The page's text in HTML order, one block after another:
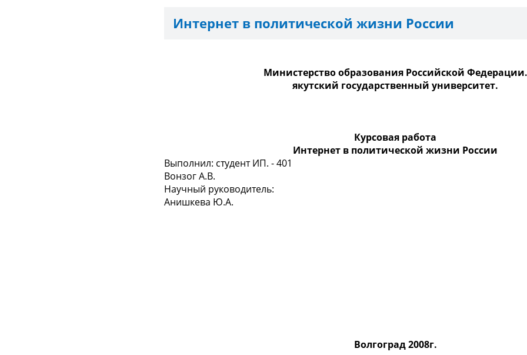
Интернет в политической жизни России
Министерство образования Российской Федерации.
якутский государственный университет.
Курсовая работа
Интернет в политической жизни России
Выполнил: студент ИП. - 401
Вонзог А.В.
Научный руководитель:
Анишкева Ю.А.
Волгоград 2008г.